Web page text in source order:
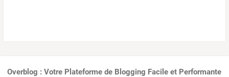
Overblog : Votre Plateforme de Blogging Facile et Performante